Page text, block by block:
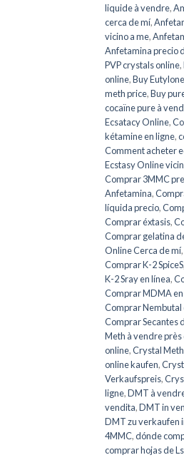
liquide à vendre,
cerca de mí,
vicino a me,
Anfetamina precio
PVP crystals online,
online,Buy
meth price,Buy
cocaïne pure à
Ecsatacy Online,
kétamine en ligne,
Comment acheter
Ecstasy Online
Comprar 3MMC
Anfetamina,
líquida precio,
Comprar éxtasis,
Comprar gelatina
Online Cerca de mí,
Comprar K-2 SpiceS,
K-2 Sray en línea,
Comprar MDMA en
Comprar Nembutal
Comprar Secantes
Meth à vendre près
online,Crystal
online kaufen,
Verkaufspreis,
ligne,DMT à
vendita,DMT in
DMT zu verkaufen
4MMC,dónde
comprar hojas de